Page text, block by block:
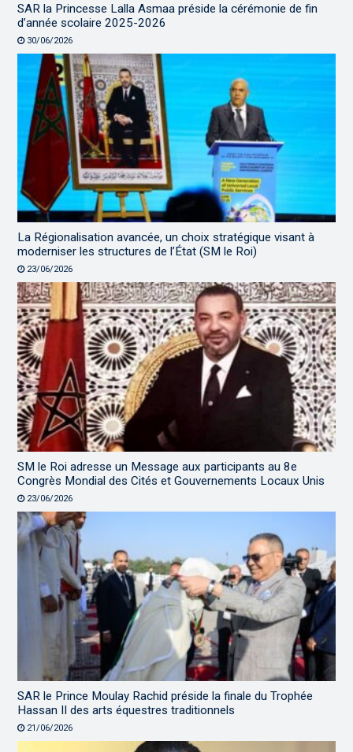
SAR la Princesse Lalla Asmaa préside la cérémonie de fin
d’année scolaire 2025-2026
30/06/2026
La Régionalisation avancée, un choix stratégique visant à
moderniser les structures de l’État (SM le Roi)
23/06/2026
SM le Roi adresse un Message aux participants au 8e
Congrès Mondial des Cités et Gouvernements Locaux Unis
23/06/2026
SAR le Prince Moulay Rachid préside la finale du Trophée
Hassan II des arts équestres traditionnels
21/06/2026